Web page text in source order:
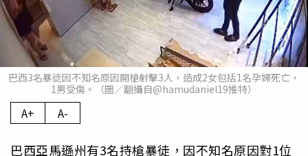
巴西3名暴徒因不知名原因開槍射擊3人，造成2女包括1名孕婦死亡，
1男受傷。（圖／翻攝自@hamudaniel19推特）
A+ A-
巴西亞馬遜州有3名持槍暴徒，因不知名原因對1位